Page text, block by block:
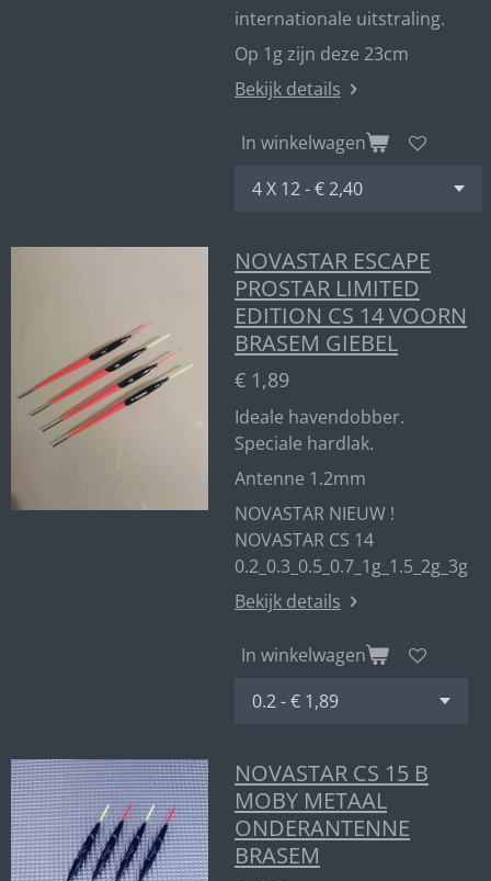
internationale uitstraling.
Op 1g zijn deze 23cm
Bekijk details
In winkelwagen
NOVASTAR ESCAPE
PROSTAR LIMITED
EDITION CS 14 VOORN
BRASEM GIEBEL
€ 1,89
Ideale havendobber.
Speciale hardlak.
Antenne 1.2mm
NOVASTAR NIEUW !
NOVASTAR CS 14
0.2_0.3_0.5_0.7_1g_1.5_2g_3g
Bekijk details
In winkelwagen
NOVASTAR CS 15 B
MOBY METAAL
ONDERANTENNE
BRASEM